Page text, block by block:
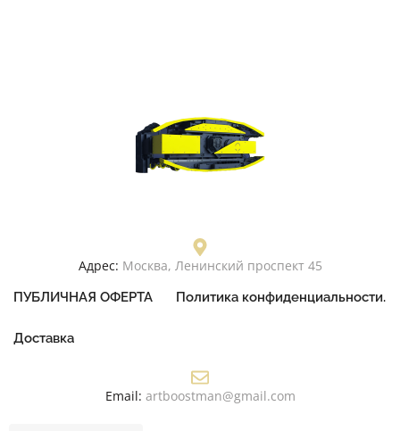
Адрес: Москва, Ленинский проспект 45
ПУБЛИЧНАЯ ОФЕРТА Политика конфиденциальности.
Доставка
Email: artboostman@gmail.com